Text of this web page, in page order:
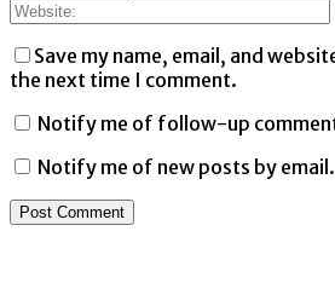
Save my name, email, and
the next time I comment.
Notify me of follow-up
Notify me of new posts by email.